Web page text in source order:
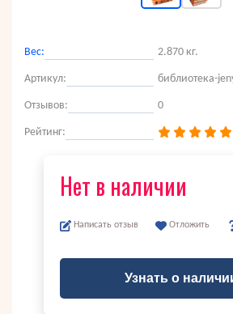
Вес: 2.870 кг.
Артикул: библиотека-
Отзывов: 0
Рейтинг:
Нет в наличии
Написать отзыв Отложить
Узнать о